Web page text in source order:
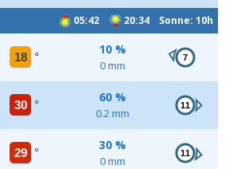
05:42 20:34 Sonne: 10h
18 °
10 %
0 mm
7
30 °
60 %
0.2 mm
11
29 °
30 %
0 mm
11